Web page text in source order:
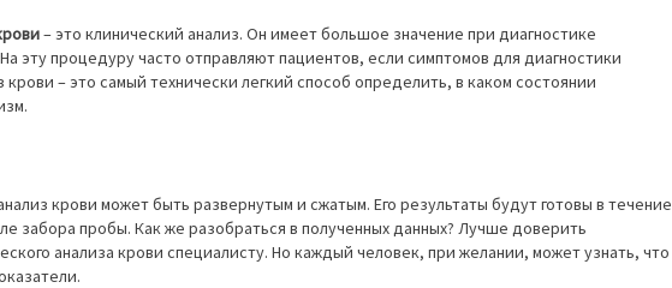
– это клинический анализ. Он имеет большое значение при диагностике
эту процедуру часто отправляют пациентов, если симптомов для диагностики
крови – это самый технически легкий способ определить, в каком состоянии
крови может быть развернутым и сжатым. Его результаты будут готовы в течение
забора пробы. Как же разобраться в полученных данных? Лучше доверить
анализа крови специалисту. Но каждый человек, при желании, может узнать, что